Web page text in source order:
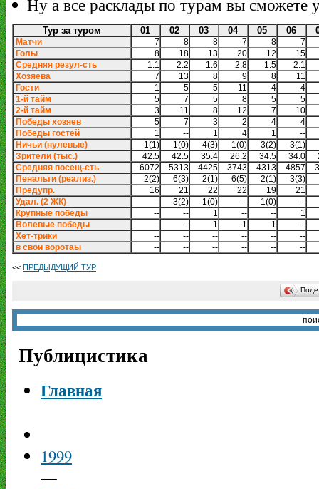
Ну а все расклады по турам вы сможете
Тур за туром 01 02 03 04 05 06
Матчи 7 8 8 7 8
7
Голы
8 18 13 20 12
15
Средняя резул-сть
1.1 2.2 1.6 2.8 1.5
2.1
Хозяева
7 13 8 9 8
11
Гости
1 5 5 11 4
4
1-й тайм
5 7 5 8 5
5
2-й тайм
3 11 8 12 7
10
Победы хозяев
5 7 3 2 4
4
Победы гостей
1 -- 1 4 1
--
Ничьи (нулевые)
1(1) 1(0) 4(3) 1(0) 3(2)
3(1)
Зрители (тыс.)
42.5 42.5 35.4 26.2 34.5 34.0
Средняя посещ-сть
6072 5313 4425 3743 4313 4857
Пенальти (реализ.)
2(2) 6(3) 2(1) 6(5) 2(1)
3(3)
Предупр.
16 21 22 22 19
21
Удал. (2 ЖК)
-- 3(2) 1(0) -- 1(0)
--
Крупные победы
-- -- 1 -- --
1
Волевые победы
-- -- 1 1 1
--
Хет-трики
-- -- -- -- --
--
в свои воротаы
-- -- -- -- -- --
<< ПРЕДЫДУЩИЙ ТУР
Публицистика
Главная
1999
—